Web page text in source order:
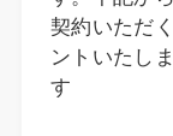
契約いただ
ントいたし
す